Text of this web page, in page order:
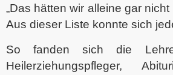
„Das hätten wir alleine gar
Aus dieser Liste konnte sich
So fanden sich die
Heilerziehungspfleger,